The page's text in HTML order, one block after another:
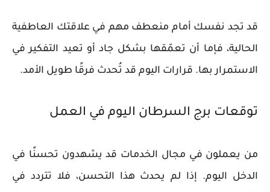
قد تجد نفسك أمام منعطف مهم في علاقتك العاطفية
الحالية، فإما أن تعمّقها بشكل جاد أو تعيد التفكير في
الاستمرار بها. قرارات اليوم قد تُحدث فرقًا طويل الأمد.
توقعات برج السرطان اليوم في العمل
من يعملون في مجال الخدمات قد يشهدون تحسنًا في
الدخل اليوم. إذا لم يحدث هذا التحسن، فلا تتردد في